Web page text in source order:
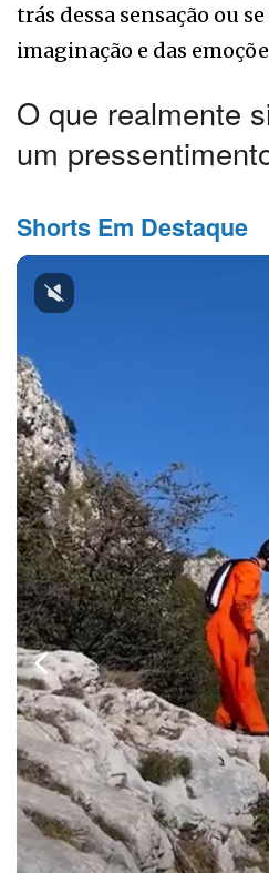
trás dessa sensação ou
imaginação e das
O que realmente
um
Shorts Em Destaque